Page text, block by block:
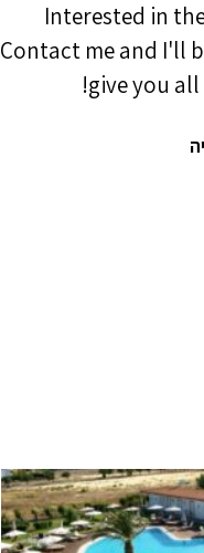
Interested in
Contact me and I'll
give you